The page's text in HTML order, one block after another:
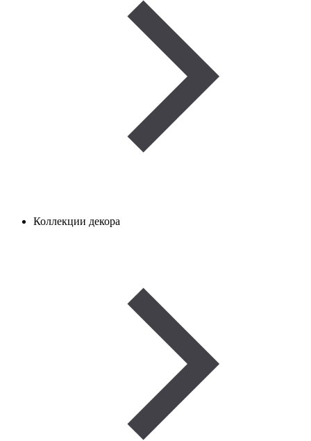
Коллекции декора